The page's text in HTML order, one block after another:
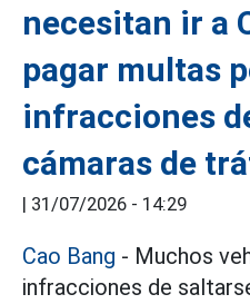
necesitan ir a
pagar multas
infracciones
cámaras de
| 31/07/2026 - 14:29
Cao Bang - Muchos
infracciones de